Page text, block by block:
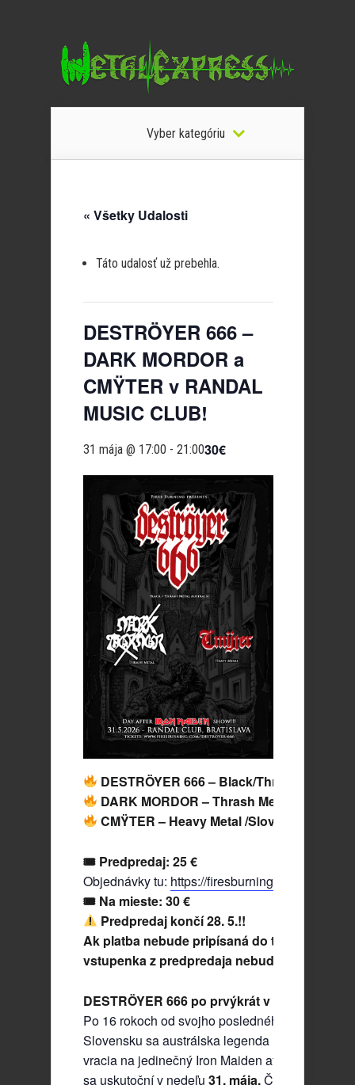
Vyber kategóriu
« Všetky Udalosti
Táto udalosť už prebehla.
DESTRÖYER 666 –
DARK MORDOR a
CMŸTER v RANDAL
MUSIC CLUB!
31 mája @ 17:00 - 21:0030€
DESTRÖYER 666 – Black/Thrash Metal /
DARK MORDOR – Thrash Metal /
CMŸTER – Heavy Metal /Slovensko/
🎟 Predpredaj: 25 €
Objednávky tu: https://firesburning.com/
🎟 Na mieste: 30 €
Predpredaj končí 28. 5.!!
Ak platba nebude pripísaná do tohto dátumu,
vstupenka z predpredaja nebude platná!
DESTRÖYER 666 po prvýkrát v Bratislave!
Po 16 rokoch od svojho posledného koncertu na
Slovensku sa austrálska legenda Black/Thrash
vracia na jedinečný Iron Maiden afterparty
sa uskutoční v nedeľu 31. mája.Čakajte